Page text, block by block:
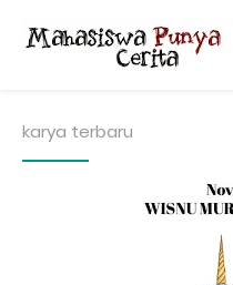
karya terbaru